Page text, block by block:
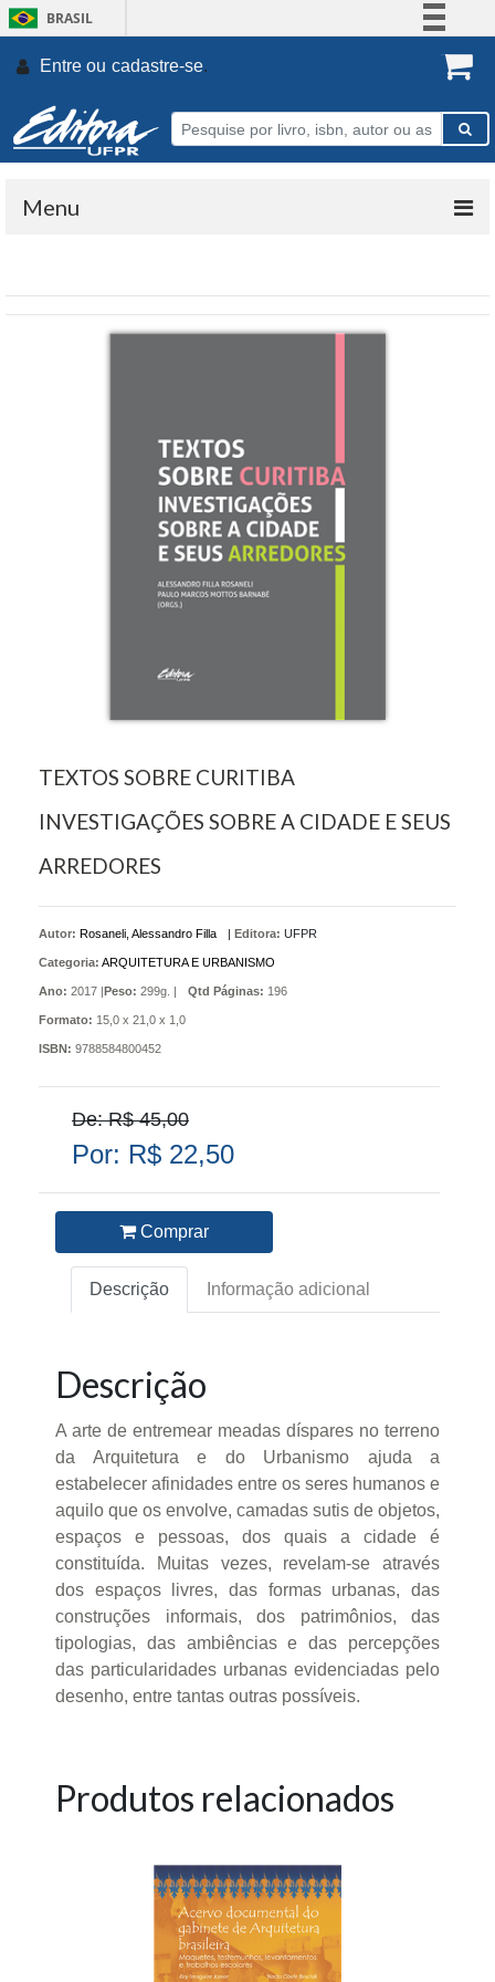
BRASIL
Participe
Entre ou cadastre-se.
Menu
TEXTOS SOBRE CURITIBA
INVESTIGAÇÕES SOBRE A CIDADE E SEUS
ARREDORES
Autor: Rosaneli, Alessandro Filla Editora: UFPR
Categoria: ARQUITETURA E URBANISMO
Ano: 2017 | Peso: 299g. | Qtd Páginas: 196
Formato: 15,0 x 21,0 x 1,0
ISBN: 9788584800452
De: R$ 45,00
Por: R$ 22,50
Comprar
Descrição Informação adicional
Descrição
A arte de entremear meadas díspares no terreno
da Arquitetura e do Urbanismo ajuda a
estabelecer afinidades entre os seres humanos e
aquilo que os envolve, camadas sutis de objetos,
espaços e pessoas, dos quais a cidade é
constituída. Muitas vezes, revelam-se através
dos espaços livres, das formas urbanas, das
construções informais, dos patrimônios, das
tipologias, das ambiências e das percepções
das particularidades urbanas evidenciadas pelo
desenho, entre tantas outras possíveis.
Produtos relacionados